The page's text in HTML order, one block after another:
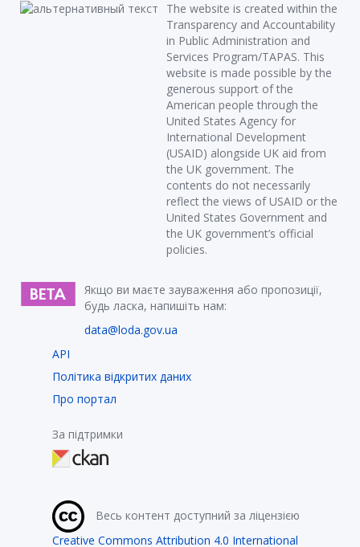
The website is created within the
Transparency and Accountability
in Public Administration and
Services Program/TAPAS. This
website is made possible by the
generous support of the
American people through the
United States Agency for
International Development
(USAID) alongside UK aid from
the UK government. The
contents do not necessarily
reflect the views of USAID or the
United States Government and
the UK government’s official
policies.
Якщо ви маєте зауваження або пропозиції,
будь ласка, напишіть нам:
data@loda.gov.ua
API
Політика відкритих даних
Про портал
За підтримки
Весь контент доступний за ліцензією
Creative Commons Attribution 4.0 International